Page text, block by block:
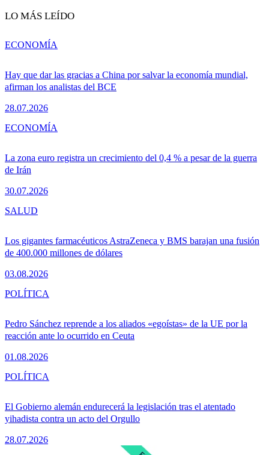
LO MÁS LEÍDO
Hay que dar las gracias a China por salvar la economía mundial,
afirman los analistas del BCE
28.07.2026
ECONOMÍA
La zona euro registra un crecimiento del 0,4 % a pesar de la guerra
de Irán
30.07.2026
ECONOMÍA
Los gigantes farmacéuticos AstraZeneca y BMS barajan una fusión
de 400.000 millones de dólares
03.08.2026
SALUD
Pedro Sánchez reprende a los aliados «egoístas» de la UE por la
reacción ante lo ocurrido en Ceuta
01.08.2026
POLÍTICA
El Gobierno alemán endurecerá la legislación tras el atentado
yihadista contra un acto del Orgullo
28.07.2026
POLÍTICA